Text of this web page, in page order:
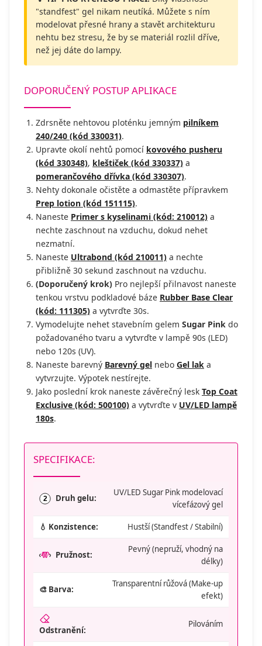
"standfest" gel nikam neutíká. Můžete s ním
modelovat přesné hrany a stavět architekturu
nehtu bez stresu, že by se materiál rozlil dříve,
než jej dáte do lampy.
DOPORUČENÝ POSTUP APLIKACE
Zdrsněte nehtovou ploténku jemným pilníkem
240/240 (kód 330031).
Upravte okolí nehtů pomocí kovového pusheru
(kód 330348), kleštiček (kód 330337) a
pomerančového dřívka (kód 330307).
Nehty dokonale očistěte a odmastěte přípravkem
Prep lotion (kód 151115).
Naneste Primer s kyselinami (kód: 210012) a
nechte zaschnout na vzduchu, dokud nehet
nezmatní.
Naneste Ultrabond (kód 210011) a nechte
přibližně 30 sekund zaschnout na vzduchu.
(Doporučený krok) Pro nejlepší přilnavost naneste
tenkou vrstvu podkladové báze Rubber Base Clear
(kód: 111305) a vytvrďte 30s.
Vymodelujte nehet stavebním gelem Sugar Pink do
požadovaného tvaru a vytvrďte v lampě 90s (LED)
nebo 120s (UV).
Naneste barevný Barevný gel nebo Gel lak a
vytvrzujte. Výpotek nestírejte.
Jako poslední krok naneste závěrečný lesk Top Coat
Exclusive (kód: 500100) a vytvrďte v UV/LED lampě
180s.
SPECIFIKACE:
2 Druh gelu:
UV/LED Sugar Pink modelovací
vícefázový gel
💧 Konzistence: Hustší (Standfest / Stabilní)
Pružnost:
Pevný (nepruží, vhodný na
délky)
🎨 Barva:
Transparentní růžová (Make-up
efekt)
Odstranění:
Pilováním